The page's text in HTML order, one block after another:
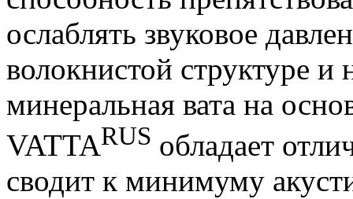
ослаблять звуковое
волокнистой структуре
минеральная вата на
VATTARUS обладает
сводит к минимуму